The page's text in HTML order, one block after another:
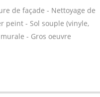
de façade - Nettoyage de
peint - Sol souple (vinyle,
- Gros oeuvre